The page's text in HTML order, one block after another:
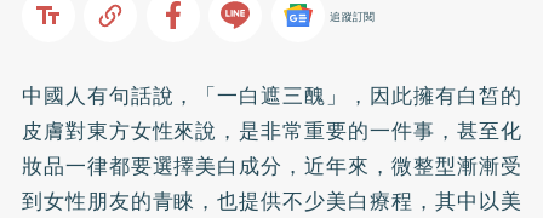
追蹤訂閱
中國人有句話說，「一白遮三醜」，因此擁有白皙的
皮膚對東方女性來說，是非常重要的一件事，甚至化
妝品一律都要選擇美白成分，近年來，微整型漸漸受
到女性朋友的青睞，也提供不少美白療程，其中以美